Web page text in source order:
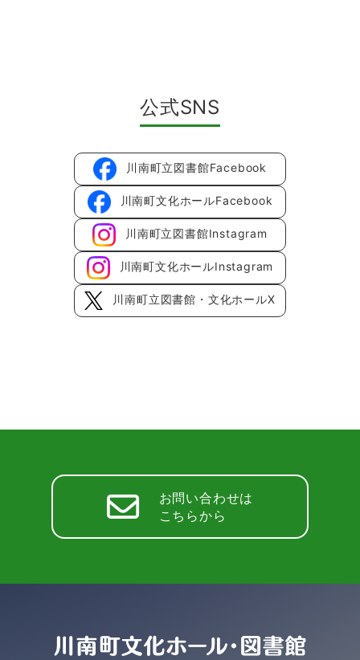
公式SNS
川南町立図書館Facebook
川南町文化ホールFacebook
川南町立図書館Instagram
川南町文化ホールInstagram
川南町立図書館・文化ホールX
お問い合わせは
こちらから